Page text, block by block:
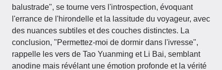
balustrade", se tourne vers l'introspection, évoquant
l'errance de l'hirondelle et la lassitude du voyageur, avec
des nuances subtiles et des couches distinctes. La
conclusion, "Permettez-moi de dormir dans l'ivresse",
rappelle les vers de Tao Yuanming et Li Bai, semblant
anodine mais révélant une émotion profonde et la vérité